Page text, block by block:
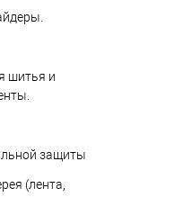
шитья и
защиты
(лента,